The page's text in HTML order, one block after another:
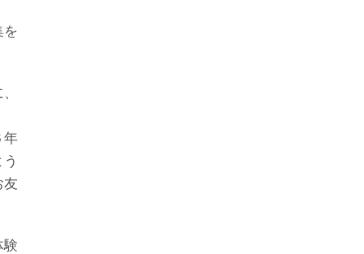
を
年
友
験